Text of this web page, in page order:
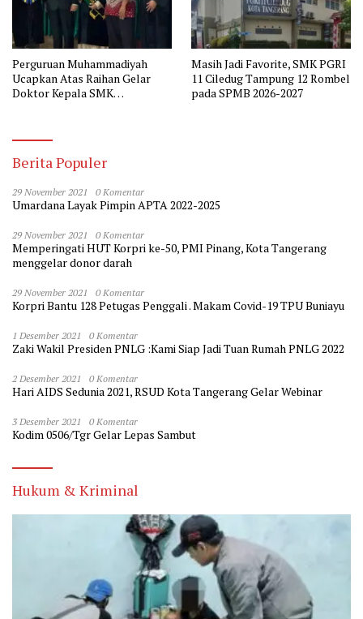
Perguruan Muhammadiyah
Ucapkan Atas Raihan Gelar
Doktor Kepala SMK
Masih Jadi Favorite, SMK PGRI
11 Ciledug Tampung 12 Rombel
pada SPMB 2026-2027
Berita Populer
29 November 2021 0 Komentar
Umardana Layak Pimpin APTA 2022-2025
29 November 2021 0 Komentar
Memperingati HUT Korpri ke-50, PMI Pinang, Kota Tangerang
menggelar donor darah
29 November 2021 0 Komentar
Korpri Bantu 128 Petugas Penggali . Makam Covid-19 TPU Buniayu
1 Desember 2021 0 Komentar
Zaki Wakil Presiden PNLG :Kami Siap Jadi Tuan Rumah PNLG 2022
2 Desember 2021 0 Komentar
Hari AIDS Sedunia 2021, RSUD Kota Tangerang Gelar Webinar
3 Desember 2021 0 Komentar
Kodim 0506/Tgr Gelar Lepas Sambut
Hukum & Kriminal